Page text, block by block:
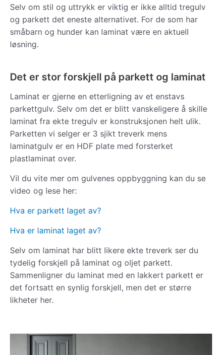
Selv om stil og uttrykk er viktig er ikke alltid tregulv
og parkett det eneste alternativet. For de som har
småbarn og hunder kan laminat være en aktuell
løsning.
Det er stor forskjell på parkett og laminat
Laminat er gjerne en etterligning av et enstavs
parkettgulv. Selv om det er blitt vanskeligere å skille
laminat fra ekte tregulv er konstruksjonen helt ulik.
Parketten vi selger er 3 sjikt treverk mens
laminatgulv er en HDF plate med forsterket
plastlaminat over.
Vil du vite mer om gulvenes oppbyggning kan du se
video og lese her:
Hva er parkett laget av?
Hva er laminat laget av?
Selv om laminat har blitt likere ekte treverk ser du
tydelig forskjell på laminat og oljet parkett.
Sammenligner du laminat med en lakkert parkett er
det fortsatt en synlig forskjell, men det er større
likheter her.